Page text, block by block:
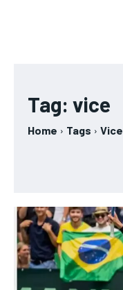
Tag: vice
Home Tags Vice